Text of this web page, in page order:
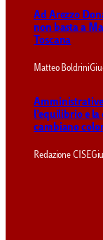
Ad Arezzo
non basta a
Toscana
Matteo Boldrini
l’equilibrio e
cambiano
Redazione CISE